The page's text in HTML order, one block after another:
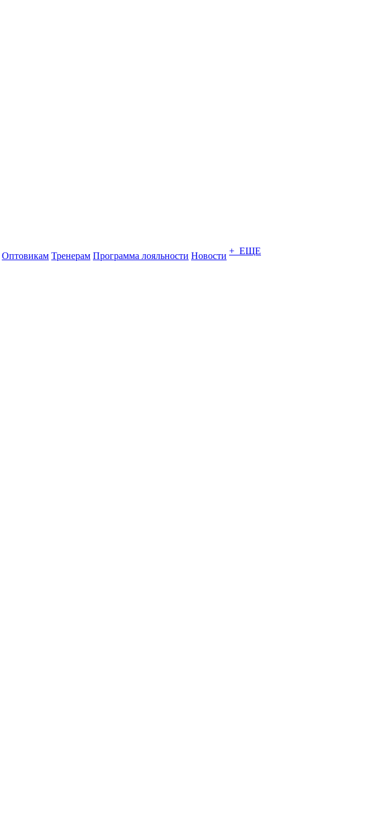
Оптовикам Тренерам Программа лояльности Новости + ЕЩЕ